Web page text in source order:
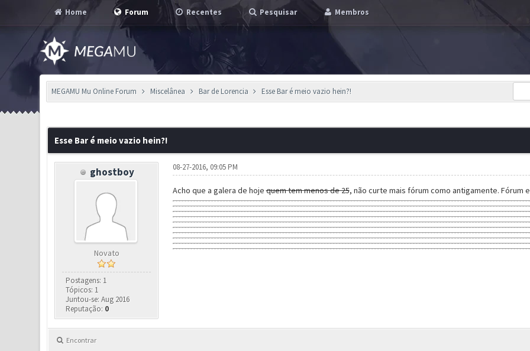
Home Forum Recentes Pesquisar Membros
MEGAMU Mu Online Forum Miscelânea Bar de Lorencia Esse Bar é meio vazio hein?!
Esse Bar é meio vazio hein?!
ghostboy
Novato
Postagens: 1
Tópicos: 1
Juntou-se: Aug 2016
Reputação: 0
08-27-2016, 09:05 PM
Acho que a galera de hojequem tem menos de 25, não curte mais fórum como antigamente. Fórum
Encontrar